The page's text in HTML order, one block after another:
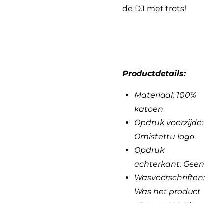
de DJ met trots!
Productdetails:
Materiaal: 100%
katoen
Opdruk voorzijde:
Omistettu logo
Opdruk
achterkant: Geen
Wasvoorschriften:
Was het product